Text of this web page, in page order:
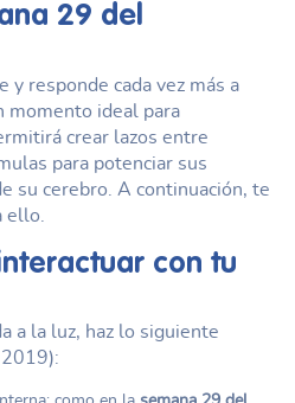
29 del
y responde cada vez más a
momento ideal para
crear lazos entre
para potenciar sus
su cerebro. A continuación, te
ello.
con tu
a la luz, haz lo siguiente